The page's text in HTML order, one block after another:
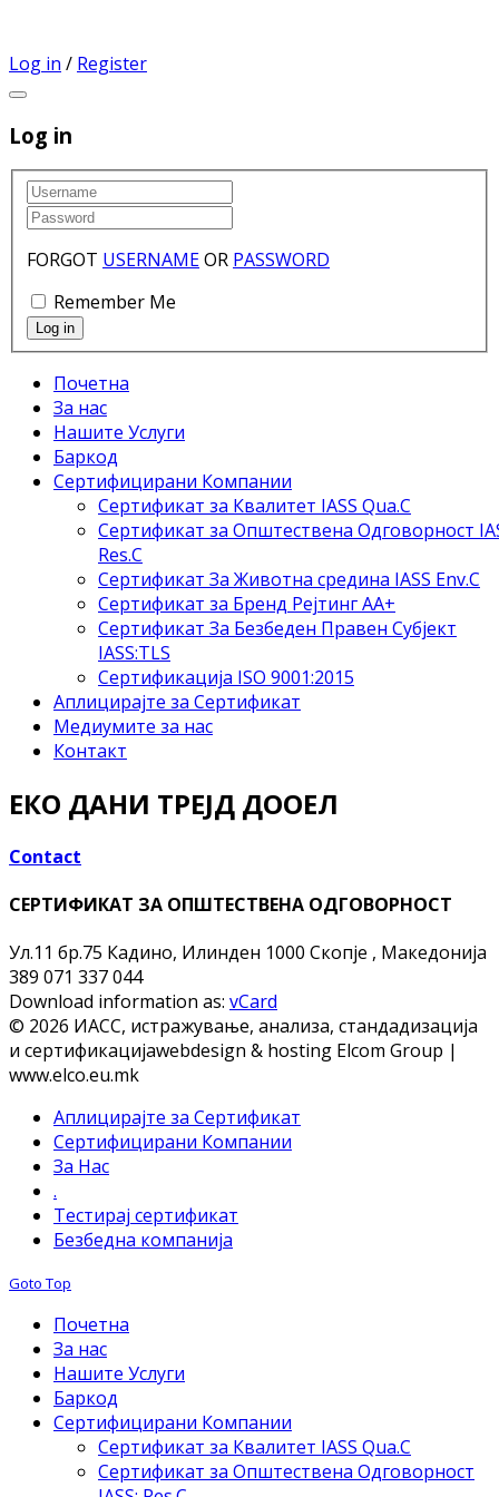
Log in / Register
Log in
FORGOT USERNAMEOR PASSWORD
Remember Me
Почетна
За нас
Нашите Услуги
Баркод
Сертифицирани Компании
Сертификат за Квалитет IASS Qua.C
Сертификат за Општествена Одговорност
Res.C
Сертификат За Животна средина IASS Env.C
Сертификат за Бренд Рејтинг АА+
Сертификат За Безбеден Правен Субјект
IASS:TLS
Сертификација ISO 9001:2015
Аплицирајте за Сертификат
Медиумите за нас
Контакт
ЕКО ДАНИ ТРЕЈД ДООЕЛ
Contact
СЕРТИФИКАТ ЗА ОПШТЕСТВЕНА ОДГОВОРНОСТ
Ул.11 бр.75 Кадино, Илинден 1000 Скопје , Македонија
389 071 337 044
Download information as: vCard
© 2026 ИАСС, истражување, анализа, стандадизација
и сертификацијаwebdesign & hosting Elcom Group |
www.elco.eu.mk
Аплицирајте за Сертификат
Сертифицирани Компании
За Нас
.
Тестирај сертификат
Безбедна компанија
Goto Top
Почетна
За нас
Нашите Услуги
Баркод
Сертифицирани Компании
Сертификат за Квалитет IASS Qua.C
Сертификат за Општествена Одговорност